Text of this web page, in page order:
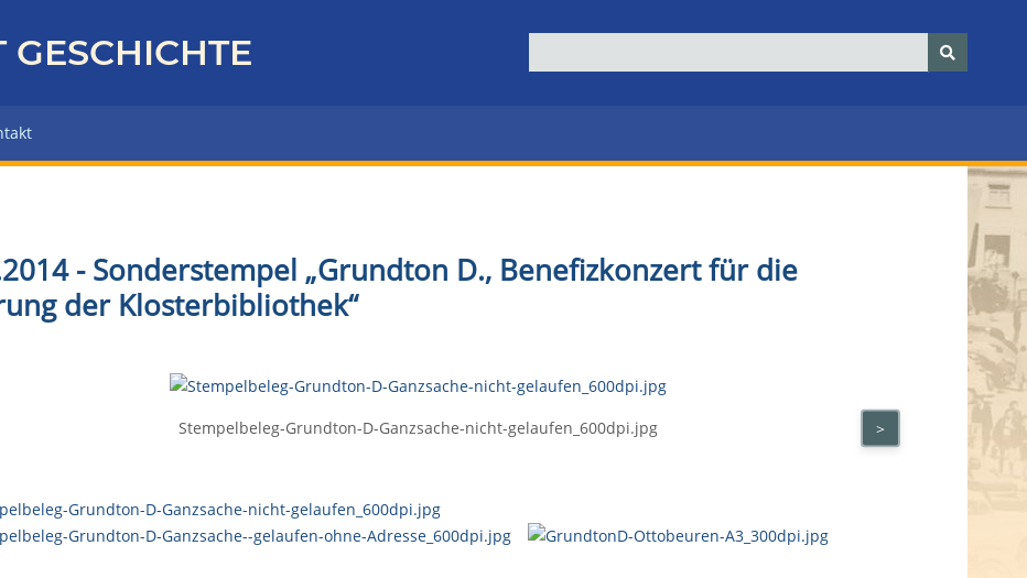
- Sonderstempel „Grundton D., Benefizkonzert für die
der Klosterbibliothek“
Stempelbeleg-Grundton-D-Ganzsache-nicht-gelaufen_600dpi.jpg >